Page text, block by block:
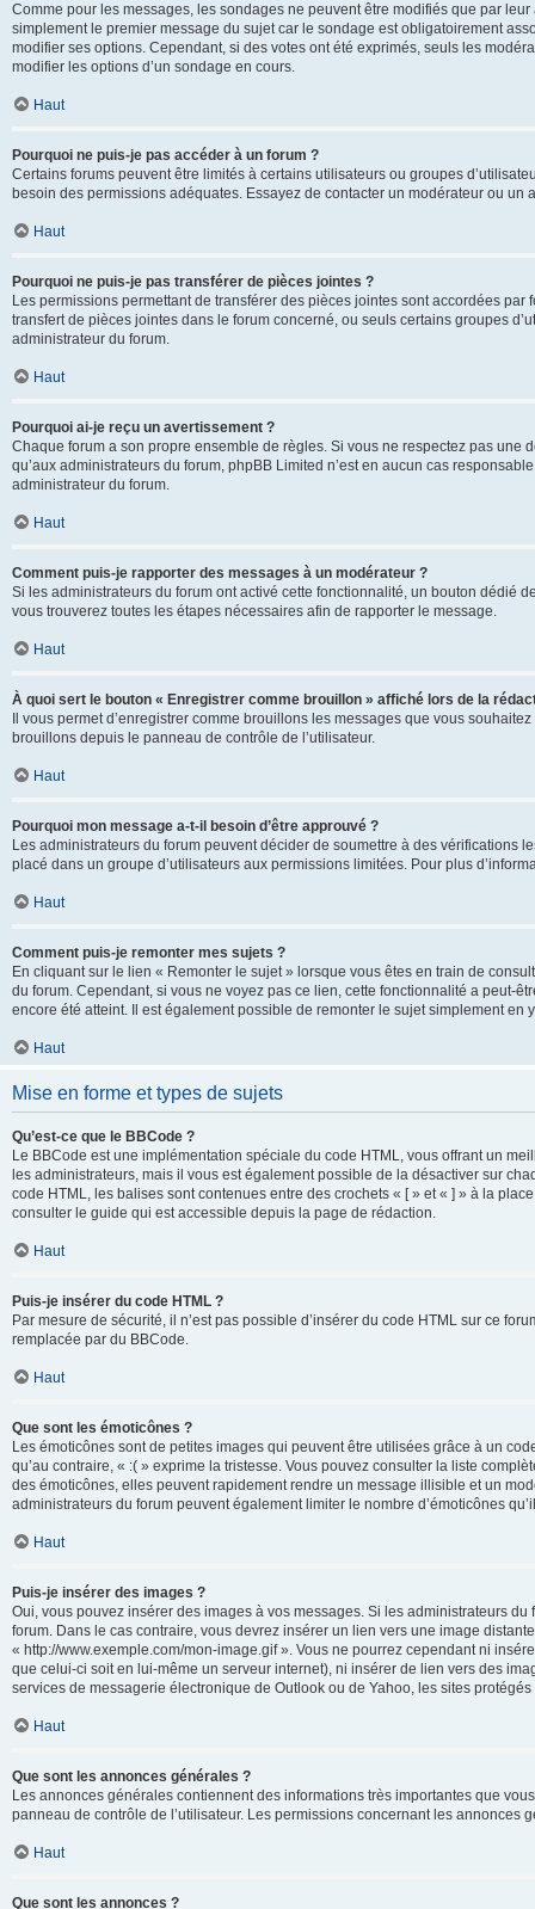
Comme pour les messages, les sondages ne peuvent être modifiés que par
simplement le premier message du sujet car le sondage est obligatoirement
modifier ses options. Cependant, si des votes ont été exprimés, seuls les
modifier les options d’un sondage en cours.
Haut
Pourquoi ne puis-je pas accéder à un forum ?
Certains forums peuvent être limités à certains utilisateurs ou groupes
besoin des permissions adéquates. Essayez de contacter un modérateur ou
Haut
Pourquoi ne puis-je pas transférer de pièces jointes ?
Les permissions permettant de transférer des pièces jointes sont accordées
transfert de pièces jointes dans le forum concerné, ou seuls certains groupes
administrateur du forum.
Haut
Pourquoi ai-je reçu un avertissement ?
Chaque forum a son propre ensemble de règles. Si vous ne respectez pas une
qu’aux administrateurs du forum, phpBB Limited n’est en aucun cas
administrateur du forum.
Haut
Comment puis-je rapporter des messages à un modérateur ?
Si les administrateurs du forum ont activé cette fonctionnalité, un bouton dédié
vous trouverez toutes les étapes nécessaires afin de rapporter le message.
Haut
À quoi sert le bouton « Enregistrer comme brouillon » affiché lors de la
Il vous permet d’enregistrer comme brouillons les messages que vous
brouillons depuis le panneau de contrôle de l’utilisateur.
Haut
Pourquoi mon message a-t-il besoin d’être approuvé ?
Les administrateurs du forum peuvent décider de soumettre à des vérifications
placé dans un groupe d’utilisateurs aux permissions limitées. Pour plus
Haut
Comment puis-je remonter mes sujets ?
En cliquant sur le lien « Remonter le sujet » lorsque vous êtes en train de
du forum. Cependant, si vous ne voyez pas ce lien, cette fonctionnalité a peut-
encore été atteint. Il est également possible de remonter le sujet simplement
Haut
Mise en forme et types de sujets
Qu’est-ce que le BBCode ?
Le BBCode est une implémentation spéciale du code HTML, vous offrant un
les administrateurs, mais il vous est également possible de la désactiver sur
code HTML, les balises sont contenues entre des crochets « [ » et « ] » à la
consulter le guide qui est accessible depuis la page de rédaction.
Haut
Puis-je insérer du code HTML ?
Par mesure de sécurité, il n’est pas possible d’insérer du code HTML sur ce
remplacée par du BBCode.
Haut
Que sont les émoticônes ?
Les émoticônes sont de petites images qui peuvent être utilisées grâce à un
qu’au contraire, « :( » exprime la tristesse. Vous pouvez consulter la liste
des émoticônes, elles peuvent rapidement rendre un message illisible et un
administrateurs du forum peuvent également limiter le nombre d’émoticônes
Haut
Puis-je insérer des images ?
Oui, vous pouvez insérer des images à vos messages. Si les administrateurs
forum. Dans le cas contraire, vous devrez insérer un lien vers une image
« http://www.exemple.com/mon-image.gif ». Vous ne pourrez cependant ni
que celui-ci soit en lui-même un serveur internet), ni insérer de lien vers des
services de messagerie électronique de Outlook ou de Yahoo, les sites
Haut
Que sont les annonces générales ?
Les annonces générales contiennent des informations très importantes que
panneau de contrôle de l’utilisateur. Les permissions concernant les annonces
Haut
Que sont les annonces ?